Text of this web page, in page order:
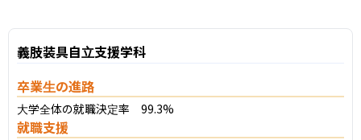
義肢装具自立支援学科
卒業生の進路
大学全体の就職決定率　99.3%
就職支援